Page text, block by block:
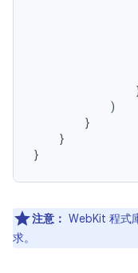
)
}
}
}
注意： WebKit 程式
求。